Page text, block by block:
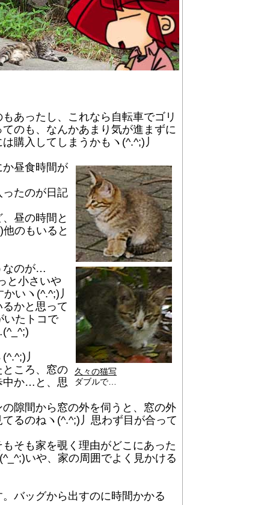
あったし、これなら自転車でゴリ
のも、なんかあまり気が進まずに
購入してしまうかもヽ(^.^;)丿
久々の猫写
ダブルで…
昼食時間が
たのが日記
昼の時間と
のもいると
なのが…
と小さいや
いヽ(^.^;)丿
かと思って
いたトコで
丿
ころ、窓の
中か…と、思
隙間から窓の外を伺うと、窓の外
るのねヽ(^.^;)丿思わず目が合って
そも家を覗く理由がどこにあった
いや、家の周囲でよく見かける
バッグから出すのに時間かかる